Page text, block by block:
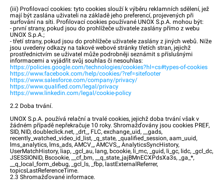
(iii) Profilovací cookies: tyto cookies slouží k výběru reklamních sdělení, jež
mají být zaslána uživateli na základě jeho preferencí, projevených při
surfování na síti. Profilovací cookies používané UNOX S.p.A. mohou být:
- první strany, pokud jsou do prohlížeče uživatele zaslány přímo z webu
UNOX S.p.A.;
- třetí strany, pokud jsou do prohlížeče uživatele zaslány z jiných webů. Níže
jsou uvedeny odkazy na takové webové stránky třetích stran, jejichž
prostřednictvím se uživatel může podrobněji seznámit s příslušnými
informacemi a vyjádřit svůj souhlas či nesouhlas:
https://policies.google.com/technologies/cookies?hl=cs#types-of-cookies
https://www.facebook.com/help/cookies/?ref=sitefooter
https://www.salesforce.com/company/privacy/
https://www.qualified.com/legal/privacy
https://www.linkedin.com/legal/cookie-policy
2.2 Doba trvání.
UNOX S.p.A. používá relační a trvalé cookies, jejichž doba trvání však v
žádném případě nepřekračuje 10 roky. Shromažďovány jsou cookies PREF,
SID, NID, doubleclick.net, _drt_, FLC, exchange_uid, __gads,
recently_watched_video_id_list, _q_state, _qualified_session, aam_uuid,
lms_analytics, lms_ads, AMCV_, AMCVS_, AnalyticsSyncHistory,
UserMatchHistory, liap, _gcl_au, lang, bcookie, li_mc, _guid, li_gc, lidc, _gcl_dc,
JSESSIONID, Bscookie, __cf_bm, __q_state_jajBMnECXPdsXa3s, _ga_*,
__q_local_form_debug, _gcl_ls, _fbp, lastExternalReferrer,
topicsLastReferenceTime.
2.3 Shromažďované informace.